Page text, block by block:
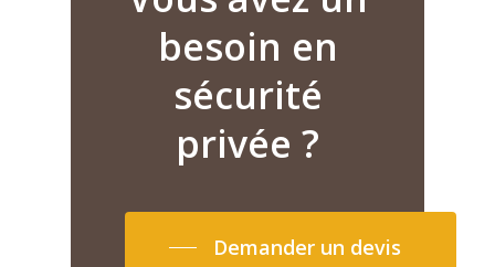
besoin en
sécurité
privée ?
Demander un devis